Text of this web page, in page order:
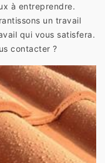
à entreprendre.
un travail
qui vous satisfera.
contacter ?